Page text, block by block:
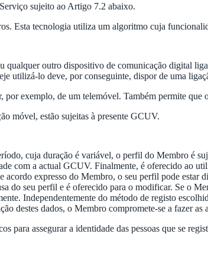
sujeito ao Artigo 7.2 abaixo.
Esta tecnologia utiliza um algoritmo cuja
outro dispositivo de comunicação digital
utilizá-lo deve, por conseguinte, dispor de uma
exemplo, de um telemóvel. Também permite que
móvel, estão sujeitas à presente GCUV.
cuja duração é variável, o perfil do Membro é
com a actual GCUV. Finalmente, é oferecido ao
expresso do Membro, o seu perfil pode estar
do seu perfil e é oferecido para o modificar. Se o
Independentemente do método de registo
destes dados, o Membro compromete-se a fazer as
para assegurar a identidade das pessoas que se